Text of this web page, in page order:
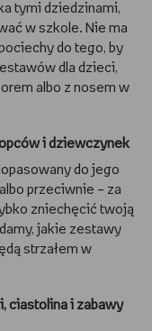
tymi dziedzinami,
w szkole. Nie ma
do tego, by
dla dzieci,
albo z nosem w
i dziewczynek
do jego
przeciwnie – za
zniechęcić twoją
jakie zestawy
strzałem w
ciastolina i zabawy